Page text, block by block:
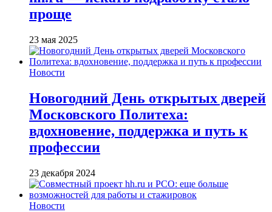
проще
23 мая 2025
Новости
Новогодний День открытых дверей
Московского Политеха:
вдохновение, поддержка и путь к
профессии
23 декабря 2024
Новости